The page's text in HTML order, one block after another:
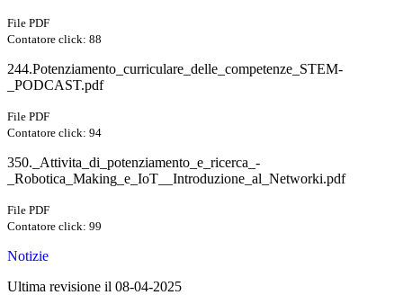
File PDF
Contatore click: 88
244.Potenziamento_curriculare_delle_competenze_STEM-
_PODCAST.pdf
File PDF
Contatore click: 94
350._Attivita_di_potenziamento_e_ricerca_-
_Robotica_Making_e_IoT__Introduzione_al_Networki.pdf
File PDF
Contatore click: 99
Notizie
Ultima revisione il 08-04-2025